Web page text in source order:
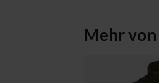
Mehr von